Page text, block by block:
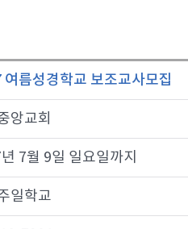
여름성경학교 보조교사모집
앙교회
7월 9일 일요일까지
일학교